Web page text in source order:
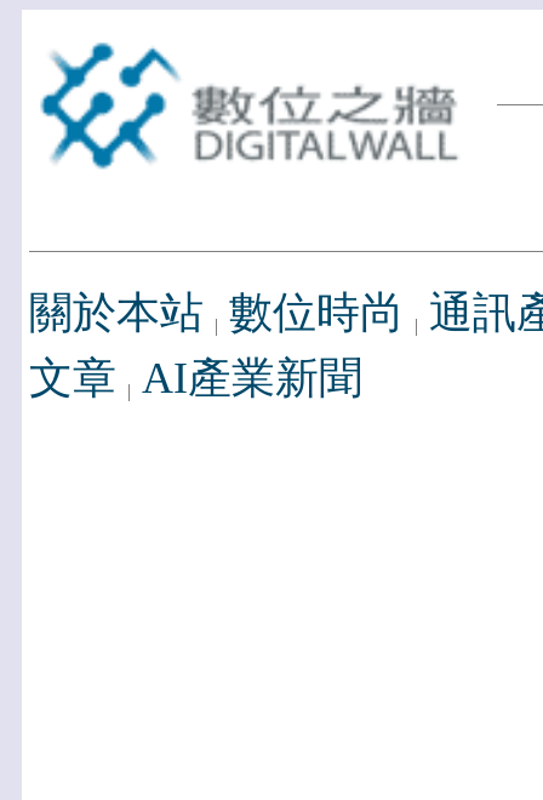
關於本站 數位時尚
通訊
文章 AI產業新聞